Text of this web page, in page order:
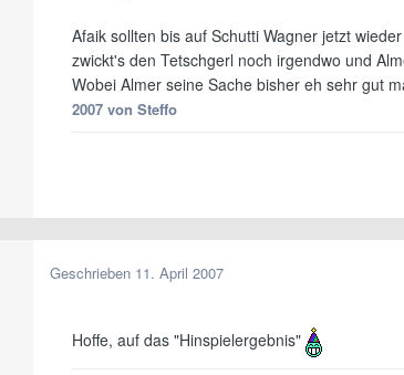
Afaik sollten bis auf Schutti Wagner jetzt
zwickt's den Tetschgerl noch irgendwo und
Wobei Almer seine Sache bisher eh sehr gut
2007 von Steffo
Geschrieben 11. April 2007
Hoffe, auf das "Hinspielergebnis"